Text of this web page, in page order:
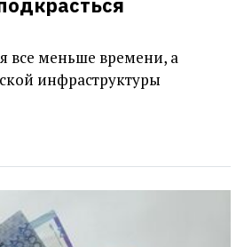
все меньше времени, а
инфраструктуры